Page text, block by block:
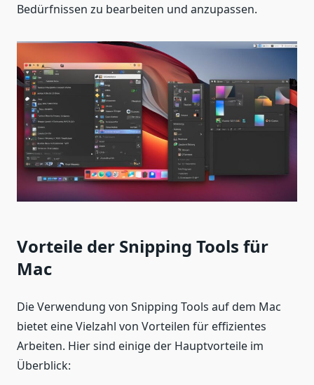
Bedürfnissen zu bearbeiten und anzupassen.
Vorteile der Snipping Tools für
Mac
Die Verwendung von Snipping Tools auf dem Mac
bietet eine Vielzahl von Vorteilen für effizientes
Arbeiten. Hier sind einige der Hauptvorteile im
Überblick: